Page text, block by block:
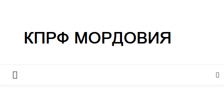
содержимому